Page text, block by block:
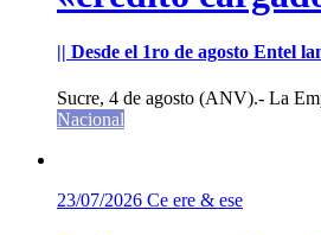
|| Desde el 1ro de agosto Entel
Sucre, 4 de agosto (ANV).- La
Nacional
23/07/2026 Ce ere & ese